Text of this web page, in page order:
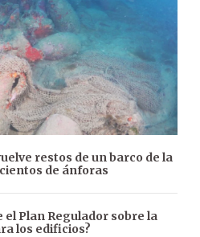
restos de un barco de la
de ánforas
el Plan Regulador sobre la
los edificios?